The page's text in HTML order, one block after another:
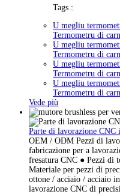
Tags :
U megliu
Termometru di
U megliu
Termometru di
U megliu
Termometru di
U megliu
Termometru di
Vede più
Parte di lavorazione
OEM / ODM Pezzi di
fabricazione per a
fresatura CNC ● Pezzi di
Materiale per pezzi di
ottone / acciaio / acciaio
lavorazione CNC di